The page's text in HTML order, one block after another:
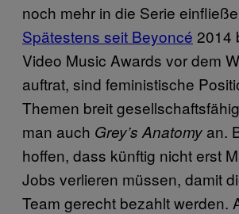
noch mehr in die Serie
Spätestens seit Beyoncé 2014
Video Music Awards vor dem
auftrat, sind feministische
Themen breit
man auch Grey’s Anatomy an.
hoffen, dass künftig nicht erst
Jobs verlieren müssen, damit
Team gerecht bezahlt werden.